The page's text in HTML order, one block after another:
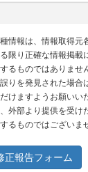
情報は、情報取得元
限り正確な情報掲載
るものではありませ
りを発見された場合
けますようお願いい
外部より提供を受け
るものではございま
正報告フォーム